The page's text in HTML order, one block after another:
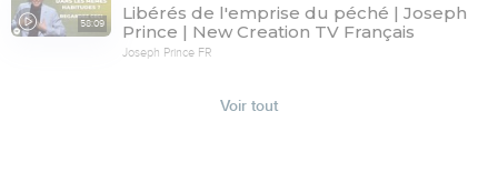
58:09
Libérés de l'emprise du péché | Joseph
Prince | New Creation TV Français
Joseph Prince FR
Voir tout